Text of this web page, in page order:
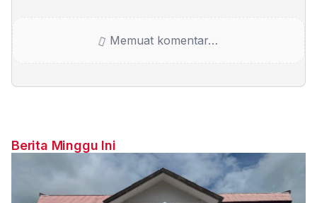
Memuat komentar…
Berita Minggu Ini